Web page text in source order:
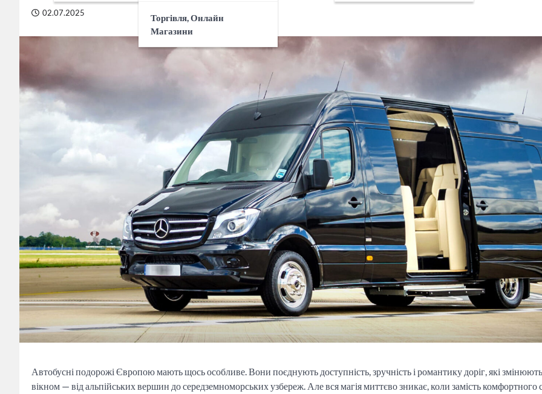
Торгівля, Онлайн
Магазини
02.07.2025
Автобусні подорожі Європою мають щось особливе. Вони поєднують доступність, зручність і романтику доріг, які
вікном — від альпійських вершин до середземноморських узбереж. Але вся магія миттєво зникає, коли замість комфортного